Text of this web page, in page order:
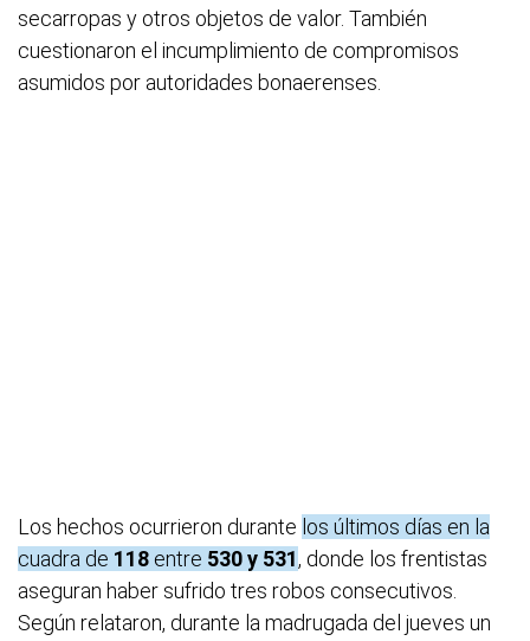
secarropas y otros objetos de valor. También
cuestionaron el incumplimiento de compromisos
asumidos por autoridades bonaerenses.
Los hechos ocurrieron durante los últimos días en la
cuadra de 118 entre 530 y 531, donde los frentistas
aseguran haber sufrido tres robos consecutivos.
Según relataron, durante la madrugada del jueves un